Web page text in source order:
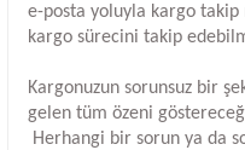
e-posta yoluyla kargo
kargo sürecini takip
Kargonuzun sorunsuz bir
gelen tüm özeni
Herhangi bir sorun ya da